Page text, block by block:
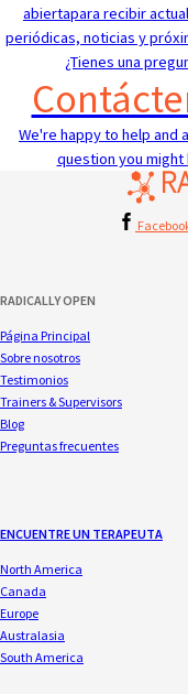
abiertapara recibir
periódicas, noticias y
¿Tienes una
We're happy to help and
question you might
RADICALLY OPEN
Página Principal
Sobre nosotros
Testimonios
Trainers & Supervisors
Blog
Preguntas frecuentes
ENCUENTRE UN TERAPEUTA
North America
Canada
Europe
Australasia
South America